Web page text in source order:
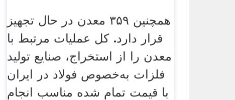
همچنین ۳۵۹ معدن در حال تجهیز
قرار دارد. کل عملیات مرتبط با
معدن را از استخراج، صنایع تولید
فلزات به‌خصوص فولاد در ایران
با قیمت تمام شده مناسب انجام